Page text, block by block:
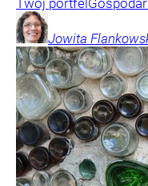
Twój portfel
Jowita